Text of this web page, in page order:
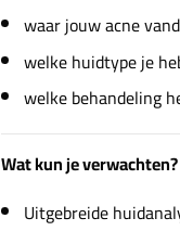
waar jouw acne
welke huidtype je
welke behandeling
Wat kun je verwachten?
Uitgebreide